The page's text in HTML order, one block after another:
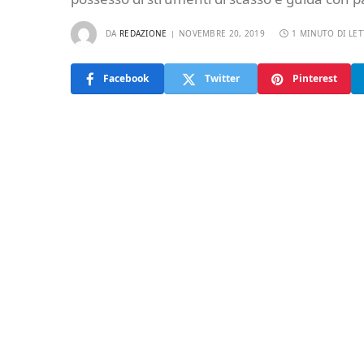
DA REDAZIONE NOVEMBRE 20, 2019 1 MINUTO DI
Facebook Twitter Pinterest